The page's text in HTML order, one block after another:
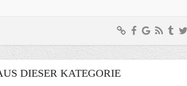
DIESER KATEGORIE